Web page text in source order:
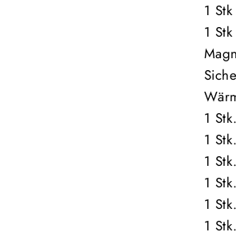
1
1
1
1
1
1
1
1